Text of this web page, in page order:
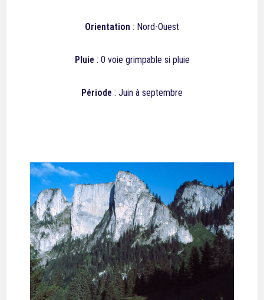
Orientation : Nord-Ouest
Pluie : 0 voie grimpable si pluie
Période : Juin à septembre